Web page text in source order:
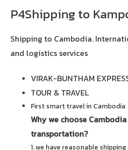
P4Shipping to
Shipping to Cambodia.
and logistics services
VIRAK-BUNTHAM
TOUR & TRAVEL
First smart travel in Cambodia
Why we choose
transportation?
1. we have reasonable